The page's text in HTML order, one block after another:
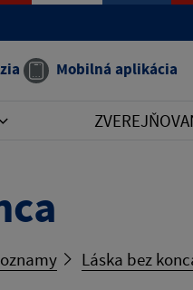
Mobilná aplikácia
Láska bez